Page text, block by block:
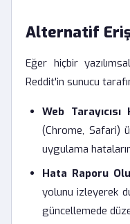
Alternatif
Eğer hiçbir
Reddit'in sunucu
Web Tarayıcısı
(Chrome, Safari)
uygulama
Hata Raporu
yolunu izleyerek
güncellemede